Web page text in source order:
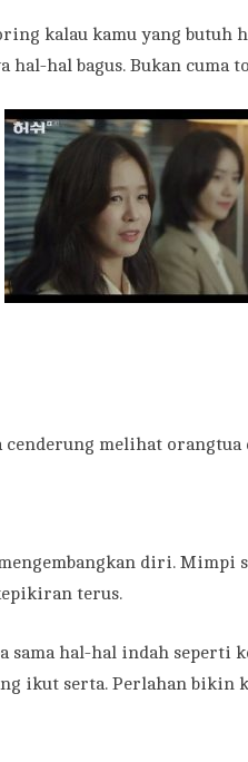
kalau kamu yang butuh
hal-hal bagus. Bukan cuma
cenderung melihat
diri. Mimpi
terus.
hal-hal indah seperti
ikut serta. Perlahan